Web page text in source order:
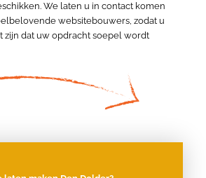
We laten u in contact komen
websitebouwers, zodat u
zijn dat uw opdracht soepel wordt